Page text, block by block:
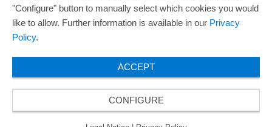
"Configure" button to manually select which cookies you would
like to allow. Further information is available in our Privacy
Policy.
ACCEPT
CONFIGURE